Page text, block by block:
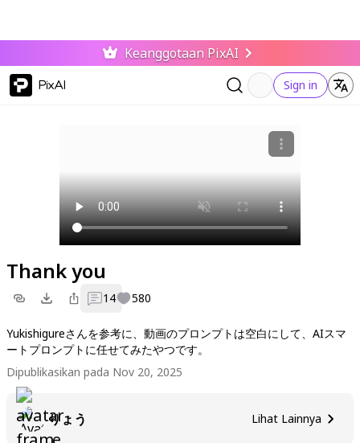
Keanggotaan PixAI
PixAI Sign in
Thank you
14 580
Yukishigureさんを参考に、動画のプロンプトは空白にして、AIスマ
ートプロンプトに任せてみたやつです。
Dipublikasikan pada Nov 20, 2025
りょう Lihat Lainnya